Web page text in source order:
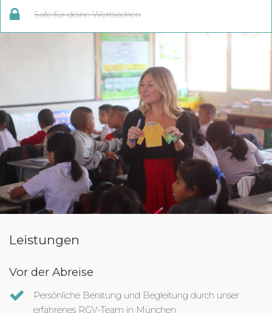
Safe für deine Wertsachen
Leistungen
Vor der Abreise
Persönliche Beratung und Begleitung durch unser
erfahrenes RGV-Team in München